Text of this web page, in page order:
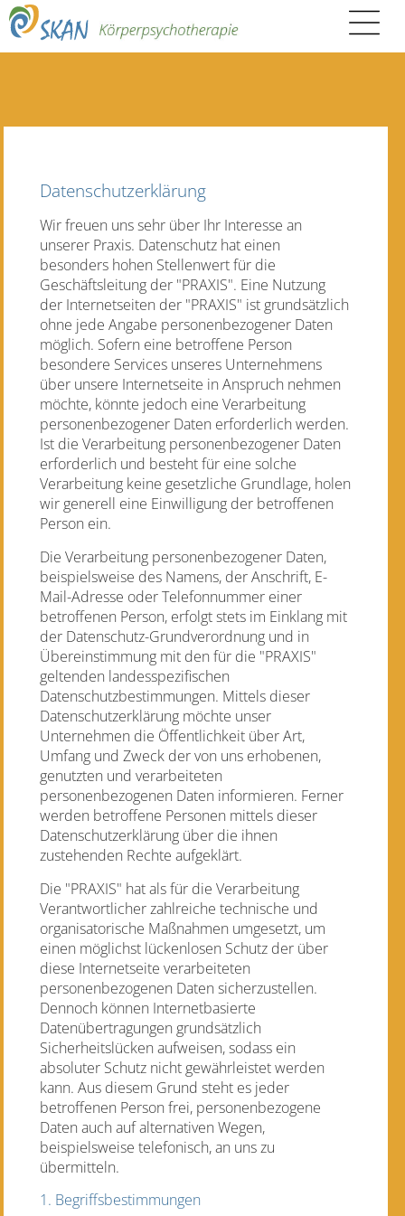
Datenschutzerklärung
Wir freuen uns sehr über Ihr Interesse an
unserer Praxis. Datenschutz hat einen
besonders hohen Stellenwert für die
Geschäftsleitung der "PRAXIS". Eine Nutzung
der Internetseiten der "PRAXIS" ist grundsätzlich
ohne jede Angabe personenbezogener Daten
möglich. Sofern eine betroffene Person
besondere Services unseres Unternehmens
über unsere Internetseite in Anspruch nehmen
möchte, könnte jedoch eine Verarbeitung
personenbezogener Daten erforderlich werden.
Ist die Verarbeitung personenbezogener Daten
erforderlich und besteht für eine solche
Verarbeitung keine gesetzliche Grundlage, holen
wir generell eine Einwilligung der betroffenen
Person ein.
Die Verarbeitung personenbezogener Daten,
beispielsweise des Namens, der Anschrift, E-
Mail-Adresse oder Telefonnummer einer
betroffenen Person, erfolgt stets im Einklang mit
der Datenschutz-Grundverordnung und in
Übereinstimmung mit den für die "PRAXIS"
geltenden landesspezifischen
Datenschutzbestimmungen. Mittels dieser
Datenschutzerklärung möchte unser
Unternehmen die Öffentlichkeit über Art,
Umfang und Zweck der von uns erhobenen,
genutzten und verarbeiteten
personenbezogenen Daten informieren. Ferner
werden betroffene Personen mittels dieser
Datenschutzerklärung über die ihnen
zustehenden Rechte aufgeklärt.
Die "PRAXIS" hat als für die Verarbeitung
Verantwortlicher zahlreiche technische und
organisatorische Maßnahmen umgesetzt, um
einen möglichst lückenlosen Schutz der über
diese Internetseite verarbeiteten
personenbezogenen Daten sicherzustellen.
Dennoch können Internetbasierte
Datenübertragungen grundsätzlich
Sicherheitslücken aufweisen, sodass ein
absoluter Schutz nicht gewährleistet werden
kann. Aus diesem Grund steht es jeder
betroffenen Person frei, personenbezogene
Daten auch auf alternativen Wegen,
beispielsweise telefonisch, an uns zu
übermitteln.
1. Begriffsbestimmungen